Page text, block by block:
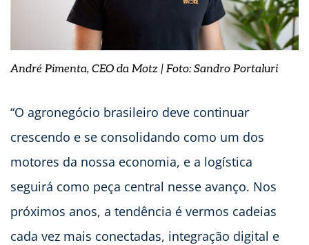
André Pimenta, CEO da Motz | Foto: Sandro Portaluri
“O agronegócio brasileiro deve continuar
crescendo e se consolidando como um dos
motores da nossa economia, e a logística
seguirá como peça central nesse avanço. Nos
próximos anos, a tendência é vermos cadeias
cada vez mais conectadas, integração digital e